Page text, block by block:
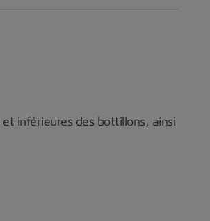
et inférieures des bottillons, ainsi